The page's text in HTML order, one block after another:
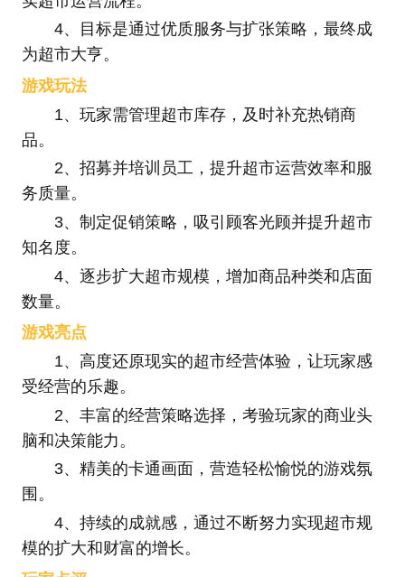
4、目标是通过优质服务与扩张策略，最终成
为超市大亨。
游戏玩法
1、玩家需管理超市库存，及时补充热销商
品。
2、招募并培训员工，提升超市运营效率和服
务质量。
3、制定促销策略，吸引顾客光顾并提升超市
知名度。
4、逐步扩大超市规模，增加商品种类和店面
数量。
游戏亮点
1、高度还原现实的超市经营体验，让玩家感
受经营的乐趣。
2、丰富的经营策略选择，考验玩家的商业头
脑和决策能力。
3、精美的卡通画面，营造轻松愉悦的游戏氛
围。
4、持续的成就感，通过不断努力实现超市规
模的扩大和财富的增长。